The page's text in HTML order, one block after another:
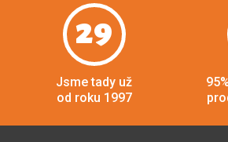
29
Jsme tady už
od roku 1997